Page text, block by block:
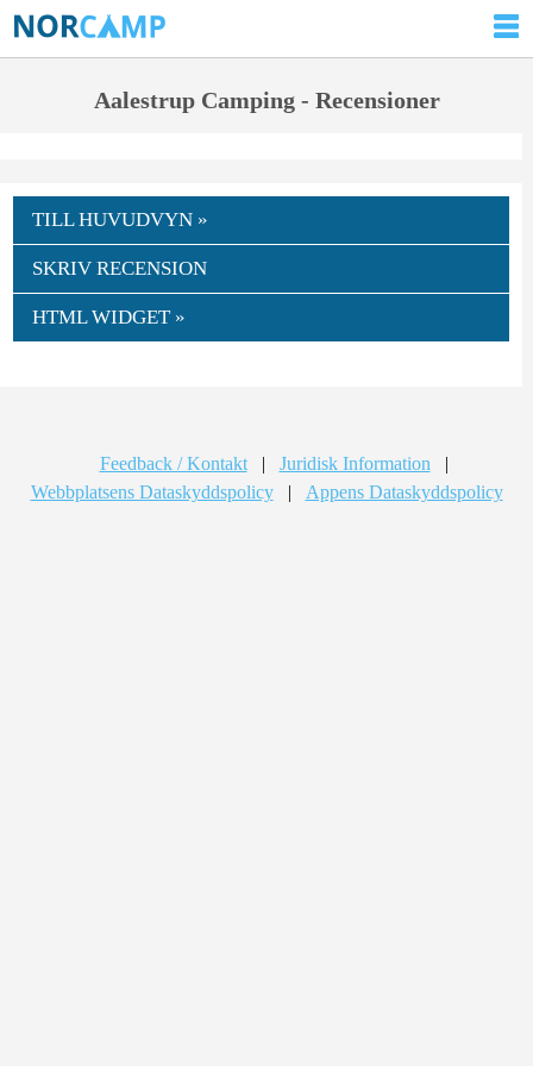
Aalestrup Camping - Recensioner
TILL HUVUDVYN »
SKRIV RECENSION
HTML WIDGET »
Feedback / Kontakt | Juridisk Information
|
Webbplatsens Dataskyddspolicy
| Appens Dataskyddspolicy